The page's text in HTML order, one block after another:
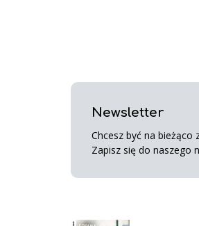
Newsletter
Chcesz być na bieżąco
Zapisz się do naszego